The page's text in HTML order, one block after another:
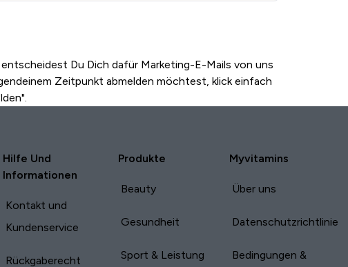
Du Dich dafür Marketing-E-Mails von uns
Zeitpunkt abmelden möchtest, klick einfach
Hilfe Und
Informationen
Kontakt und
Kundenservice
Rückgaberecht
Produkte
Beauty
Gesundheit
Sport & Leistung
Myvitamins
Über uns
Datenschutzrichtlinie
Bedingungen &